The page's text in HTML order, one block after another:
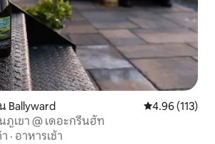
Ballyward คะแนนเฉลี่ย
4.96 (113)
เขา @ เดอะกรีนฮัท
· อาหารเช้า